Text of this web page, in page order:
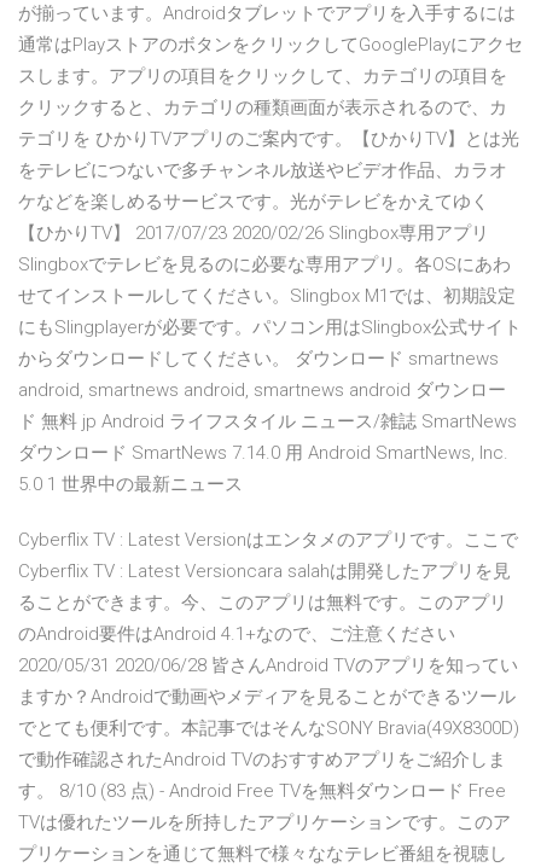
が揃っています。Androidタブレットでアプリを入手するには
通常はPlayストアのボタンをクリックしてGooglePlayにアクセ
スします。アプリの項目をクリックして、カテゴリの項目を
クリックすると、カテゴリの種類画面が表示されるので、カ
テゴリを ひかりTVアプリのご案内です。【ひかりTV】とは光
をテレビにつないで多チャンネル放送やビデオ作品、カラオ
ケなどを楽しめるサービスです。光がテレビをかえてゆく
【ひかりTV】 2017/07/23 2020/02/26 Slingbox専用アプリ
Slingboxでテレビを見るのに必要な専用アプリ。各OSにあわ
せてインストールしてください。Slingbox M1では、初期設定
にもSlingplayerが必要です。パソコン用はSlingbox公式サイト
からダウンロードしてください。 ダウンロード smartnews
android, smartnews android, smartnews android ダウンロー
ド 無料 jp Android ライフスタイル ニュース/雑誌 SmartNews
ダウンロード SmartNews 7.14.0 用 Android SmartNews, Inc.
5.0 1 世界中の最新ニュース
Cyberflix TV : Latest Versionはエンタメのアプリです。ここで
Cyberflix TV : Latest Versioncara salahは開発したアプリを見
ることができます。今、このアプリは無料です。このアプリ
のAndroid要件はAndroid 4.1+なので、ご注意ください
2020/05/31 2020/06/28 皆さんAndroid TVのアプリを知ってい
ますか？Androidで動画やメディアを見ることができるツール
でとても便利です。本記事ではそんなSONY Bravia(49X8300D)
で動作確認されたAndroid TVのおすすめアプリをご紹介しま
す。 8/10 (83 点) - Android Free TVを無料ダウンロード Free
TVは優れたツールを所持したアプリケーションです。このア
プリケーションを通じて無料で様々ななテレビ番組を視聴し